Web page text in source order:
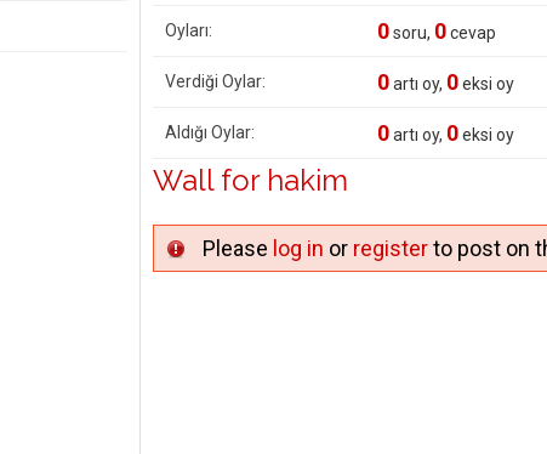
Oyları: 0soru, 0cevap
Verdiği Oylar: 0artı oy, 0eksi oy
Aldığı Oylar: 0artı oy, 0eksi oy
Wall for hakim
Please log in or registerto post on